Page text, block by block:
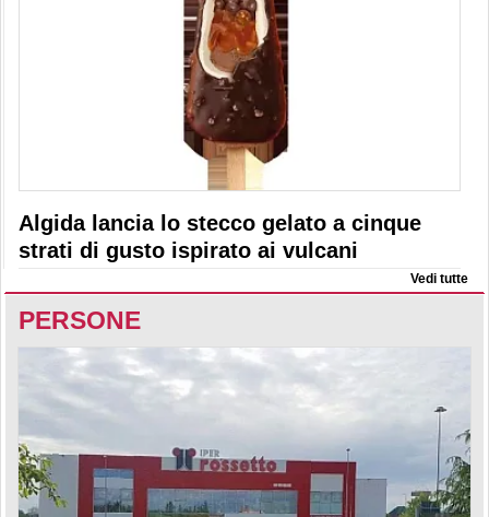
Algida lancia lo stecco gelato a cinque
strati di gusto ispirato ai vulcani
Vedi tutte
PERSONE